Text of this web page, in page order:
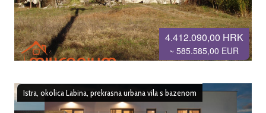
4.412.090,00 HRK
~ 585.585,00 EUR
Istra, okolica Labina, prekrasna urbana vila s bazenom